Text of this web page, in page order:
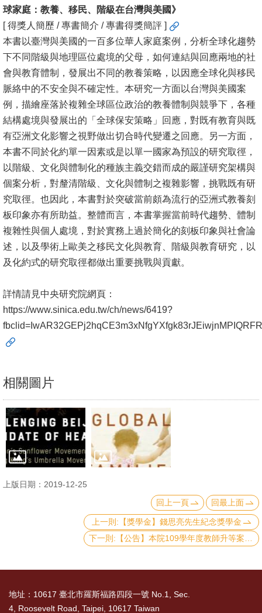
教
研
資
源
與
圖
書
館
回
首
頁
站
導
覽
心
專
區
facebook
球家庭：教養、移民、階級在台灣與美國》
[ 得獎人簡歷 / 專書簡介 / 專書得獎簡評 ]
本書以臺灣與美國的一百多位華人家庭案例，分析全球化趨勢
下不同階級與地理區位處境的父母，如何連結與回應兩地的社
會與教育體制，發展出不同的教養策略，以因應全球化與移民
脈絡中的不安全與不確定性。本研究一方面以台灣與美國案
例，描繪座落於複雜全球區位政治的教養體制與競爭下，各種
結構處境與發展出的「全球保安策略」回應，對既有教育與既
有亞洲文化影響之視野做出切合時代變遷之回應。另一方面，
本書不同於化約單一因素或是以單一國家為預設的研究取徑，
以階級、文化與體制化的種族主義交錯而成的嚴謹研究架構與
個案分析，對釐清階級、文化與體制之複雜影響，挑戰既有研
究取徑。也因此，本書對於突破當前頗為流行的亞洲式教養刻
板印象亦有所助益。整體而言，本書掌握當前時代趨勢、體制
複雜性與個人處境，對於實務上過於簡化的刻板印象與社會論
述，以及學術上歐美之移民文化與教育、階級與教育研究，以
及化約式的研究取徑都做出重要挑戰與貢獻。
詳情請見中央研究院網頁：
https://www.sinica.edu.tw/ch/news/6419?
相關圖片
上版日期：2019-12-25
回上一頁
回最上面
上一則:【獎學金】錢思亮先生紀念獎學金
下一則:【公告】本院109學年度教師升等案相關訊息
地址：10617 臺北市羅斯福路四段一號 No.1, Sec.
4, Roosevelt Road, Taipei, 10617 Taiwan